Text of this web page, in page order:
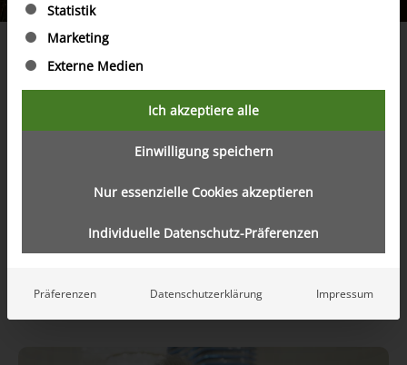
Ein Schweizer Investor erzählt:
Statistik
Marketing
Externe Medien
Ich akzeptiere alle
Einwilligung speichern
Nur essenzielle Cookies akzeptieren
Individuelle Datenschutz-Präferenzen
Präferenzen Datenschutzerklärung Impressum